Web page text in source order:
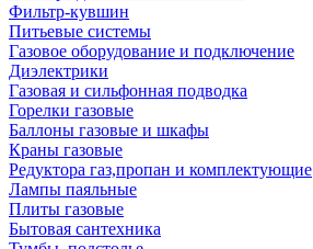
Фильтр-кувшин
Питьевые системы
Газовое оборудование и подключение
Диэлектрики
Газовая и сильфонная подводка
Горелки газовые
Баллоны газовые и шкафы
Краны газовые
Редуктора газ,пропан и комплектующие
Лампы паяльные
Плиты газовые
Бытовая сантехника